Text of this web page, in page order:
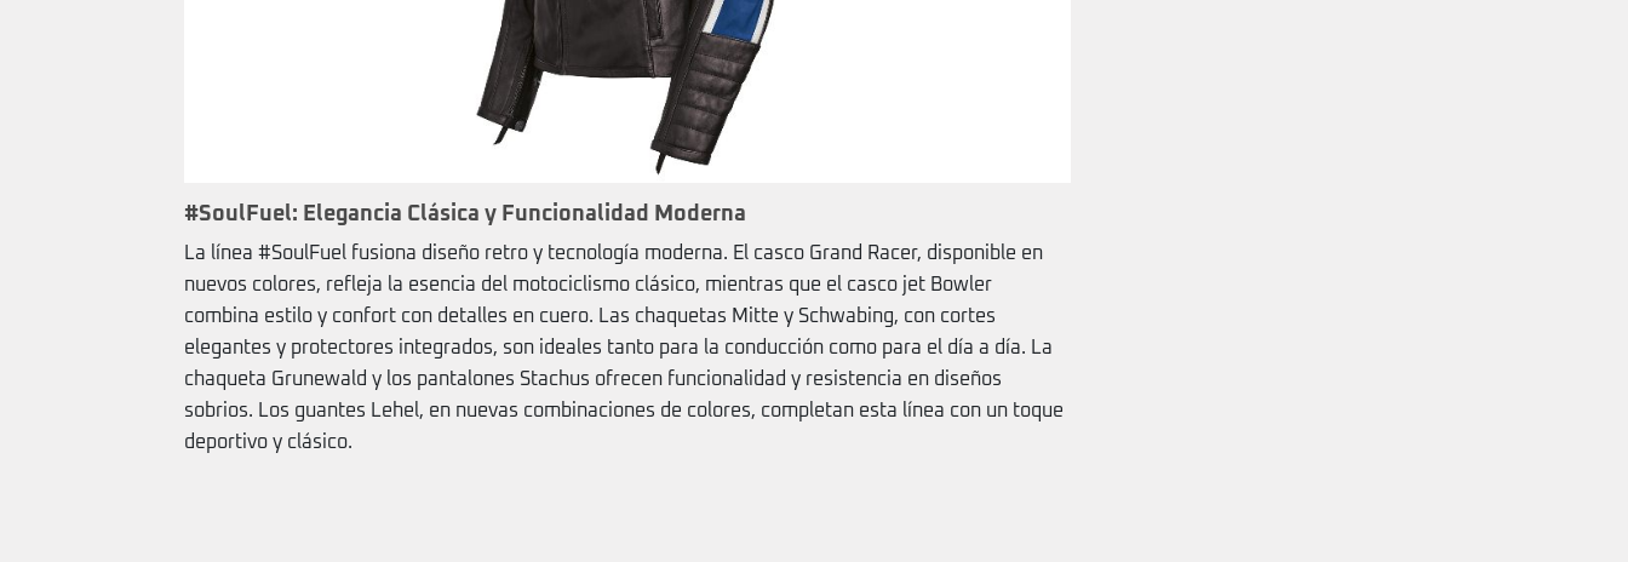
#SoulFuel: Elegancia Clásica y Funcionalidad Moderna
La línea #SoulFuel fusiona diseño retro y tecnología moderna. El casco Grand Racer, disponible en
nuevos colores, refleja la esencia del motociclismo clásico, mientras que el casco jet Bowler
combina estilo y confort con detalles en cuero. Las chaquetas Mitte y Schwabing, con cortes
elegantes y protectores integrados, son ideales tanto para la conducción como para el día a día. La
chaqueta Grunewald y los pantalones Stachus ofrecen funcionalidad y resistencia en diseños
sobrios. Los guantes Lehel, en nuevas combinaciones de colores, completan esta línea con un toque
deportivo y clásico.